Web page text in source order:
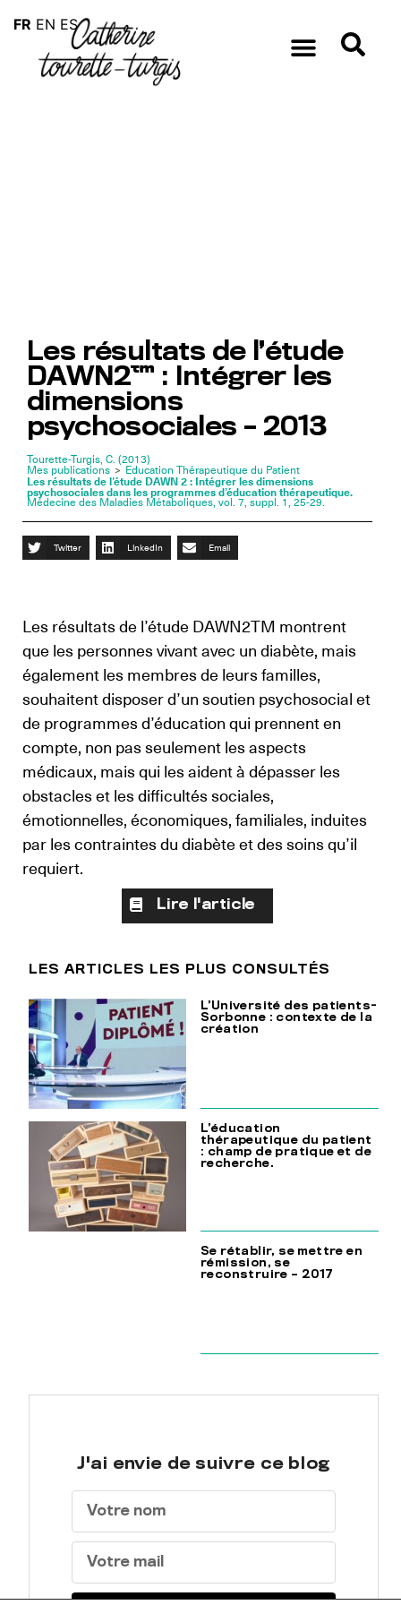
Les résultats de l’étude
DAWN2™ : Intégrer les
dimensions
psychosociales – 2013
Tourette-Turgis, C. (2013)
Mes publications > Education Thérapeutique du Patient
Les résultats de l’étude DAWN 2 : Intégrer les dimensions
psychosociales dans les programmes d’éducation thérapeutique.
Médecine des Maladies Métaboliques, vol. 7, suppl. 1, 25-29.
Twitter LinkedIn Email
Les résultats de l’étude DAWN2TM montrent
que les personnes vivant avec un diabète, mais
également les membres de leurs familles,
souhaitent disposer d’un soutien psychosocial et
de programmes d’éducation qui prennent en
compte, non pas seulement les aspects
médicaux, mais qui les aident à dépasser les
obstacles et les difficultés sociales,
émotionnelles, économiques, familiales, induites
par les contraintes du diabète et des soins qu’il
requiert.
Lire l'article
J'ai envie de suivre ce blog
LES ARTICLES LES PLUS CONSULTÉS
L’Université des patients-
Sorbonne : contexte de la
création
L’éducation
thérapeutique du patient
: champ de pratique et de
recherche.
Se rétablir, se mettre en
rémission, se
reconstruire – 2017
FR EN ES